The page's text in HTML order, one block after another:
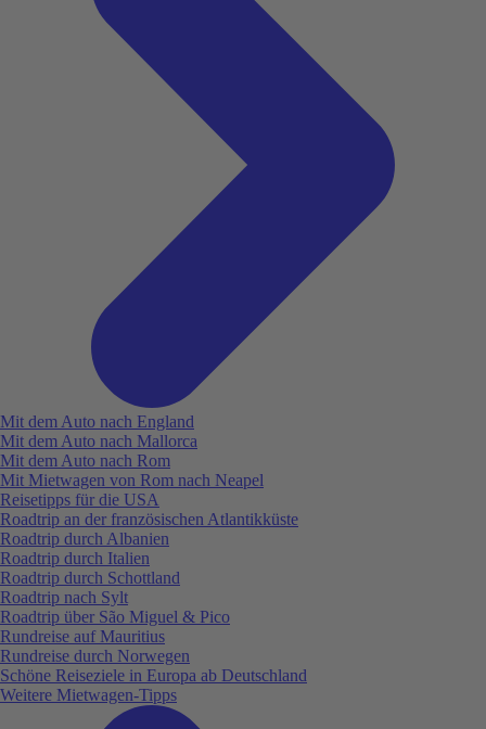
Mit dem Auto nach England
Mit dem Auto nach Mallorca
Mit dem Auto nach Rom
Mit Mietwagen von Rom nach Neapel
Reisetipps für die USA
Roadtrip an der französischen Atlantikküste
Roadtrip durch Albanien
Roadtrip durch Italien
Roadtrip durch Schottland
Roadtrip nach Sylt
Roadtrip über São Miguel & Pico
Rundreise auf Mauritius
Rundreise durch Norwegen
Schöne Reiseziele in Europa ab Deutschland
Weitere Mietwagen-Tipps